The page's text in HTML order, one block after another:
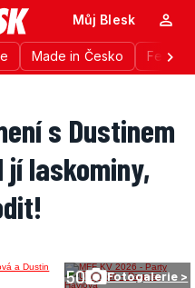
Made in Česko
Můj Blesk
s Dustinem
jí laskominy,
50 Fotogalerie >